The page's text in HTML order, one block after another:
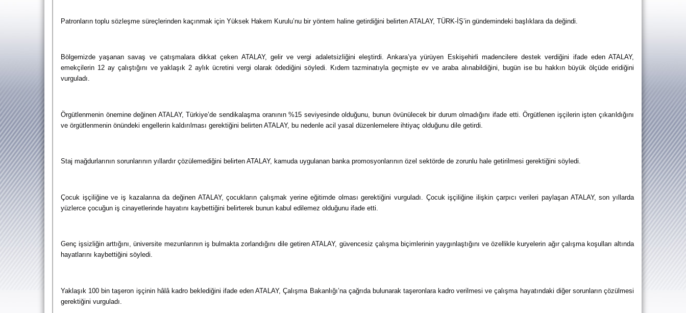
Patronların toplu sözleşme süreçlerinden kaçınmak için Yüksek Hakem Kurulu’nu bir yöntem haline getirdiğini belirten ATALAY, TÜRK-İŞ’in gündemindeki başlıklara da değindi.
Bölgemizde yaşanan savaş ve çatışmalara dikkat çeken ATALAY, gelir ve vergi adaletsizliğini eleştirdi. Ankara’ya yürüyen Eskişehirli madencilere destek verdiğini ifade eden ATALAY,
emekçilerin 12 ay çalıştığını ve yaklaşık 2 aylık ücretini vergi olarak ödediğini söyledi. Kıdem tazminatıyla geçmişte ev ve araba alınabildiğini, bugün ise bu hakkın büyük ölçüde eridiğini
vurguladı.
Örgütlenmenin önemine değinen ATALAY, Türkiye’de sendikalaşma oranının %15 seviyesinde olduğunu, bunun övünülecek bir durum olmadığını ifade etti. Örgütlenen işçilerin işten çıkarıldığını
ve örgütlenmenin önündeki engellerin kaldırılması gerektiğini belirten ATALAY, bu nedenle acil yasal düzenlemelere ihtiyaç olduğunu dile getirdi.
Staj mağdurlarının sorunlarının yıllardır çözülemediğini belirten ATALAY, kamuda uygulanan banka promosyonlarının özel sektörde de zorunlu hale getirilmesi gerektiğini söyledi.
Çocuk işçiliğine ve iş kazalarına da değinen ATALAY, çocukların çalışmak yerine eğitimde olması gerektiğini vurguladı. Çocuk işçiliğine ilişkin çarpıcı verileri paylaşan ATALAY, son yıllarda
yüzlerce çocuğun iş cinayetlerinde hayatını kaybettiğini belirterek bunun kabul edilemez olduğunu ifade etti.
Genç işsizliğin arttığını, üniversite mezunlarının iş bulmakta zorlandığını dile getiren ATALAY, güvencesiz çalışma biçimlerinin yaygınlaştığını ve özellikle kuryelerin ağır çalışma koşulları altında
hayatlarını kaybettiğini söyledi.
Yaklaşık 100 bin taşeron işçinin hâlâ kadro beklediğini ifade eden ATALAY, Çalışma Bakanlığı’na çağrıda bulunarak taşeronlara kadro verilmesi ve çalışma hayatındaki diğer sorunların çözülmesi
gerektiğini vurguladı.